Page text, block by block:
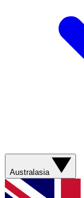
Australasia